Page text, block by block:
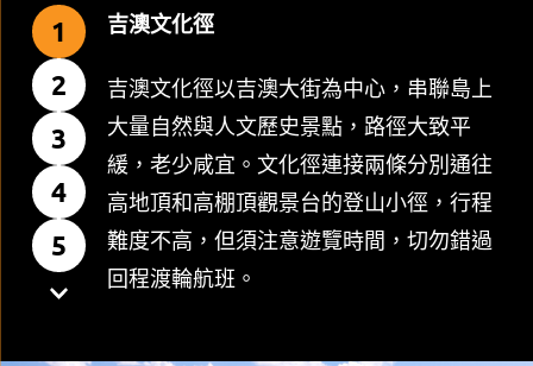
1
2
3
4
5
吉澳文化徑
吉澳文化徑以吉澳大街為中心，串聯島上
大量自然與人文歷史景點，路徑大致平
緩，老少咸宜。文化徑連接兩條分別通往
高地頂和高棚頂觀景台的登山小徑，行程
難度不高，但須注意遊覽時間，切勿錯過
回程渡輪航班。